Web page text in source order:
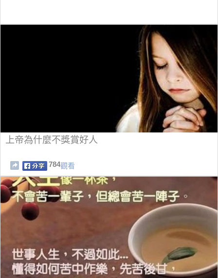
上帝為什麼不獎賞好人
784觀看